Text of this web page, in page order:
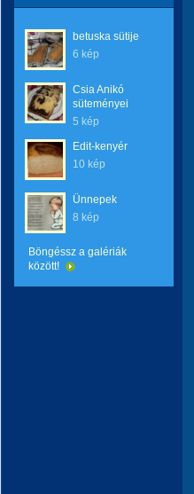
betuska sütije
6 kép
Csia Anikó
süteményei
5 kép
Edit-kenyér
10 kép
Ünnepek
8 kép
Böngéssz a galériák
között!